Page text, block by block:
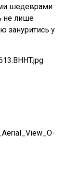
шедеврами
не лише
зануритись у